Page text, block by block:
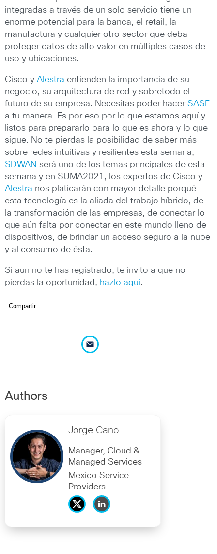
integradas a través de un solo servicio tiene un
enorme potencial para la banca, el retail, la
manufactura y cualquier otro sector que deba
proteger datos de alto valor en múltiples casos de
uso y ubicaciones.
Cisco y Alestra entienden la importancia de su
negocio, su arquitectura de red y sobretodo el
futuro de su empresa. Necesitas poder hacer SASE
a tu manera. Es por eso por lo que estamos aquí y
listos para prepararlo para lo que es ahora y lo que
sigue. No te pierdas la posibilidad de saber más
sobre redes intuitivas y resilientes esta semana,
SDWAN será uno de los temas principales de esta
semana y en SUMA2021, los expertos de Cisco y
Alestra nos platicarán con mayor detalle porqué
esta tecnología es la aliada del trabajo híbrido, de
la transformación de las empresas, de conectar lo
que aún falta por conectar en este mundo lleno de
dispositivos, de brindar un acceso seguro a la nube
y al consumo de ésta.
Si aun no te has registrado, te invito a que no
pierdas la oportunidad, hazlo aquí.
Compartir
Authors
Jorge Cano
Manager, Cloud &
Managed Services
Mexico Service
Providers